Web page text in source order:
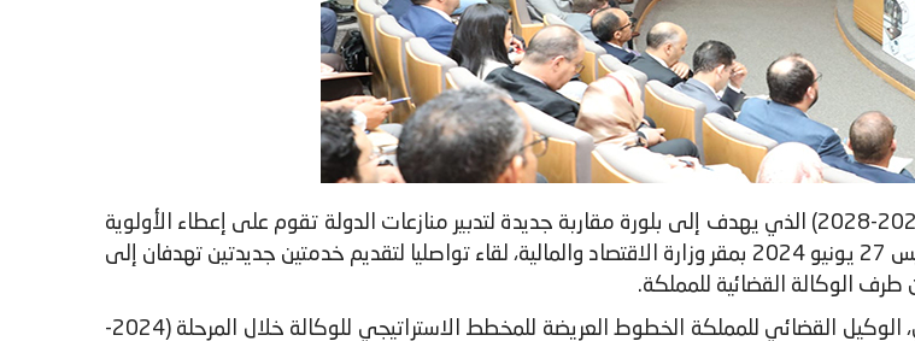
في إطار تنزيل المخطط الاستراتيجي للوكالة القضائية للمملكة (2024-2028) الذي يهدف إلى بلورة مقاربة جديدة لتدبير منازعات الدولة تقوم على إعطاء الأولوية
للوقاية من المنازعات ومواكبة الإدارات العمومية، نظم يوم الخميس 27 يونيو 2024 بمقر وزارة الاقتصاد والمالية، لقاء تواصليا لتقديم خدمتين جديدتين تهدفان إلى
الوكالة القضائية للمملكة.
​في مستهل هذا اللقاء التواصلي، قدم السيد عبد الرحمان اللمتوني، الوكيل القضائي للمملكة الخطوط العريضة للمخطط الاستراتيجي للوكالة خلال المرحلة (2024-